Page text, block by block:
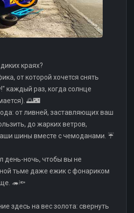
краях?
от которой хочется снять
каждый раз, когда солнце
🌅🌃
от ливней, заставляющих ваш
до жарких ветров,
шины вместе с чемоданами. ☔
день-ночь, чтобы вы не
тьме даже ежик с фонариком
🦔🔦
здесь на вес золота: свернуть